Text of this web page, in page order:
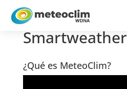
Smartweather
¿Qué es MeteoClim?